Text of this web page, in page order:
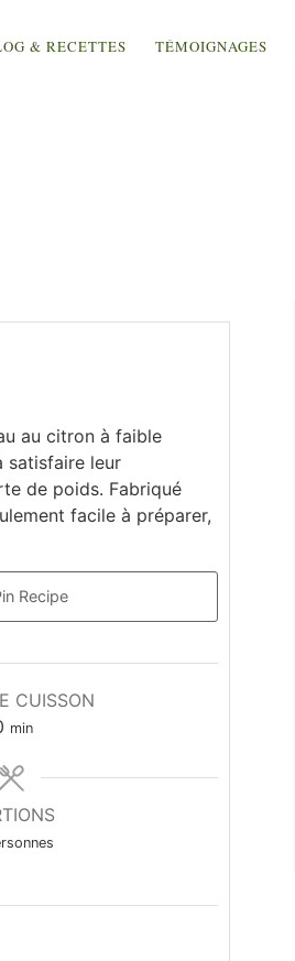
& RECETTES TÉMOIGNAGES
au citron à faible
satisfaire leur
de poids. Fabriqué
facile à préparer,
Recipe
CUISSON
minutes
min